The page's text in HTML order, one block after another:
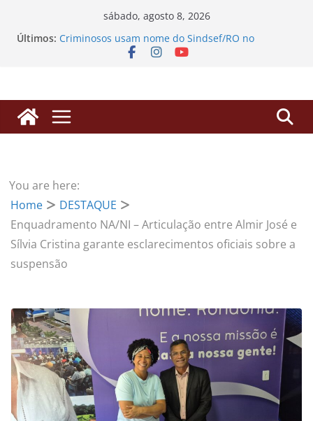
sábado, agosto 8, 2026
Últimos: Criminosos usam nome do Sindsef/RO no
WhatsApp para enganar filiados com falsos
aposentadorias de professores transpostos
EDITAL DE CONVOCAÇÃO – ASSEMBLEIA GERAL
EXTRAORDINÁRIA
SINDSEF/RO Convoca Servidores e Herdeiros para
Atualização sobre Ações Judiciais do Anuênio e
3,17% da FUNAI
You are here:
Home
DESTAQUE
Enquadramento NA/NI – Articulação entre Almir José e
Sílvia Cristina garante esclarecimentos oficiais sobre a
suspensão